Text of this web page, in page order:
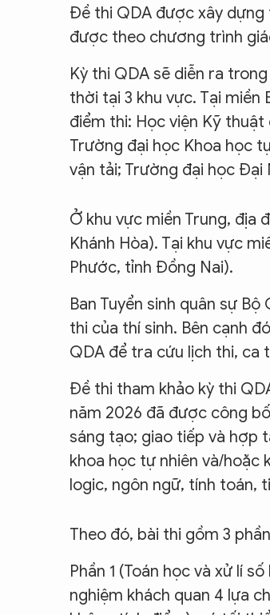
Đề thi QDA được xây dựng
được theo chương trình
Kỳ thi QDA sẽ diễn ra
thời tại 3 khu vực. Tại
điểm thi: Học viện Kỹ
Trường đại học Khoa học
vận tải; Trường đại học Đại
Ở khu vực miền Trung, địa
Khánh Hòa). Tại khu vực
Phước, tỉnh Đồng Nai).
Ban Tuyển sinh quân sự
thi của thí sinh. Bên cạnh
QDA để tra cứu lịch thi, ca
Đề thi tham khảo kỳ thi
năm 2026 đã được công
sáng tạo; giao tiếp và hợp
khoa học tự nhiên và/hoặc
logic, ngôn ngữ, tính toán,
Theo đó, bài thi gồm 3
Phần 1 (Toán học và xử lí
nghiệm khách quan 4 lựa